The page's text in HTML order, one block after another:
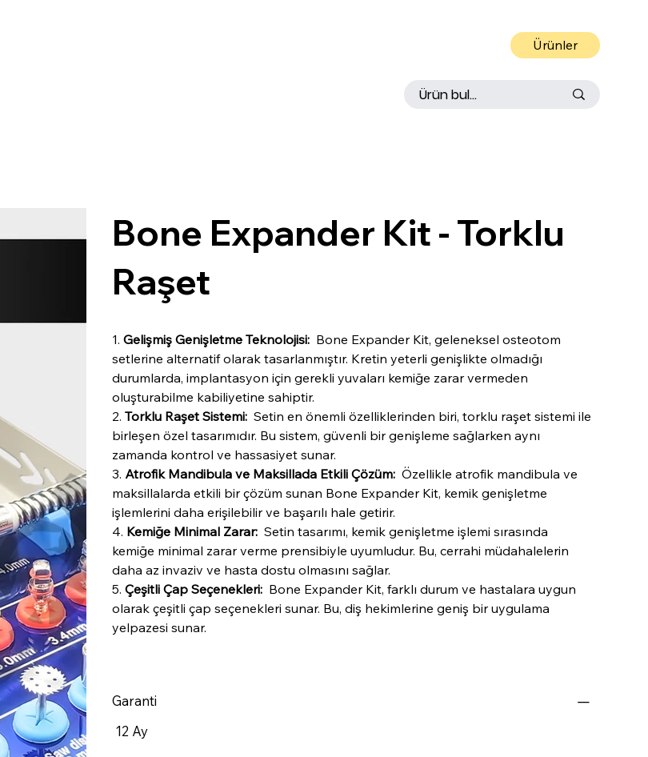
Ürünler
Bone Expander Kit - Torklu
Raşet
1. Gelişmiş Genişletme Teknolojisi:Bone Expander Kit, geleneksel osteotom
setlerine alternatif olarak tasarlanmıştır. Kretin yeterli genişlikte olmadığı
durumlarda, implantasyon için gerekli yuvaları kemiğe zarar vermeden
oluşturabilme kabiliyetine sahiptir.
2. Torklu Raşet Sistemi:Setin en önemli özelliklerinden biri, torklu raşet sistemi ile
birleşen özel tasarımıdır. Bu sistem, güvenli bir genişleme sağlarken aynı
zamanda kontrol ve hassasiyet sunar.
3. Atrofik Mandibula ve Maksillada Etkili Çözüm:Özellikle atrofik mandibula ve
maksillalarda etkili bir çözüm sunan Bone Expander Kit, kemik genişletme
işlemlerini daha erişilebilir ve başarılı hale getirir.
4. Kemiğe MinimalZarar:Setin tasarımı, kemik genişletme işlemi sırasında
kemiğe minimal zarar verme prensibiyle uyumludur. Bu, cerrahi müdahalelerin
daha az invaziv ve hasta dostu olmasını sağlar.
5. Çeşitli Çap Seçenekleri:Bone Expander Kit, farklı durum ve hastalara uygun
olarak çeşitli çap seçenekleri sunar. Bu, diş hekimlerine geniş bir uygulama
yelpazesi sunar.
Garanti
12 Ay